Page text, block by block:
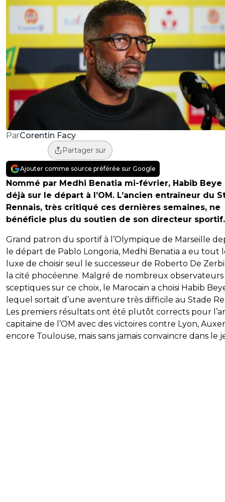
ParCorentin Facy
Partager sur
Ajouter comme source préférée sur Google
Nommé par Medhi Benatia mi-février, Habib Beye
déjà sur le départ à l’OM. L’ancien entraîneur du
Rennais, très critiqué ces dernières semaines, ne
bénéficie plus du soutien de son directeur sportif.
Grand patron du sportif à l’Olympique de Marseille
le départ de Pablo Longoria, Medhi Benatia a eu tout
luxe de choisir seul le successeur de Roberto De
la cité phocéenne. Malgré de nombreux observateurs
sceptiques sur ce choix, le Marocain a choisi Habib
lequel sortait d’une aventure très difficile au Stade
Les premiers résultats ont été plutôt corrects pour
capitaine de l’OM avec des victoires contre Lyon,
encore Toulouse, mais sans jamais convaincre dans le